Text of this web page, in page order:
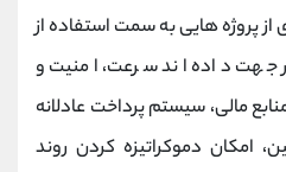
از پروژه هایی به سمت استفاده از
جهت داده اند سرعت، امنیت و
مالی، سیستم پرداخت عادلانه
امکان دموکراتیزه کردن روند